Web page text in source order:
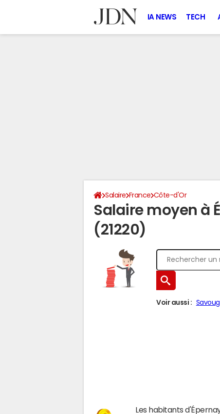
IA NEWS TECH
Salaire France Côte-d'Or
Salaire moyen à
(21220)
Voir aussi :
Les habitants